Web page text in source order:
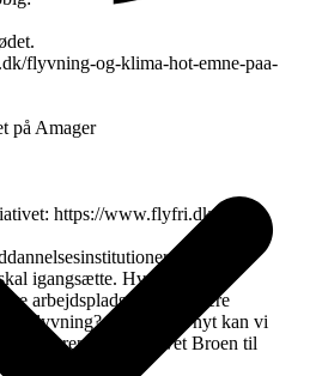
flyvning-og-klima-hot-emne-paa-
på Amager
https://www.flyfri.dk/
og
igangsætte. Hvordan kan
arbejdspladser introducere
flyvning? Som noget nyt kan vi
fagforeningsinitiativet Broen til